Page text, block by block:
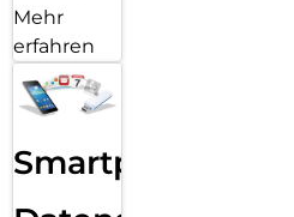
Mehr
erfahren
Smartphone